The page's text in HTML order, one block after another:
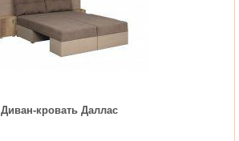
Диван-кровать Даллас